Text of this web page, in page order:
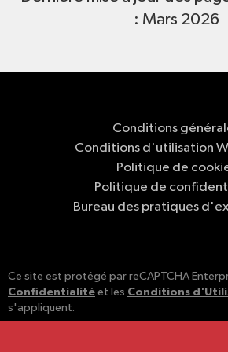
: Mars 2026
Conditions
Conditions d'utilisation
Politique de
Politique de
Bureau des pratiques
Ce site est protégé par reCAPTCHA
Confidentialité et les Conditions
s'appliquent.